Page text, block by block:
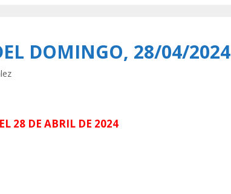
DOMINGO, 28/04/2024
28 DE ABRIL DE 2024